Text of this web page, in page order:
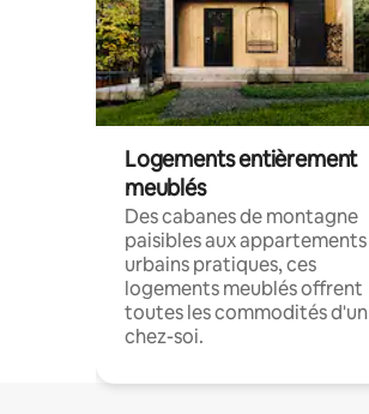
Logements entièrement
meublés
Des cabanes de montagne
paisibles aux appartements
urbains pratiques, ces
logements meublés offrent
toutes les commodités d'un
chez-soi.